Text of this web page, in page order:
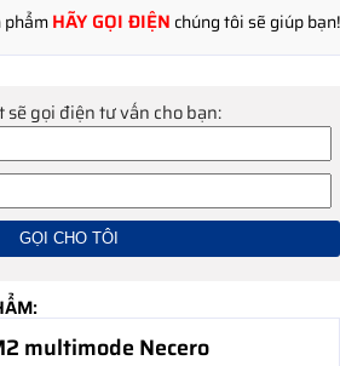
phẩmHÃY GỌI ĐIỆN chúng tôi sẽ giúp bạn!
gọi điện tư vấn cho bạn:
multimode Necero